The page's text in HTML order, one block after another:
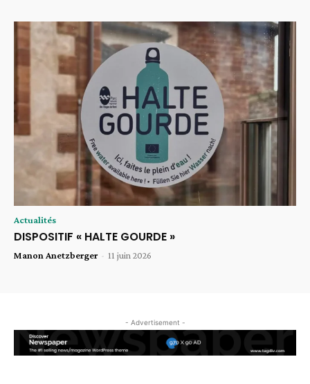
Actualités
DISPOSITIF « HALTE GOURDE »
Manon Anetzberger - 11 juin 2026
- Advertisement -